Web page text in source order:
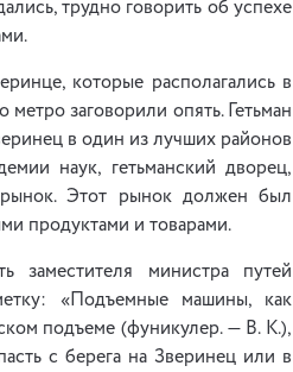
трудно говорить об успехе
которые располагались в
заговорили опять. Гетьман
в один из лучших районов
наук, гетьманский дворец,
рынок. Этот рынок должен был
продуктами и товарами.
заместителя министра путей
«Подъемные машины, как
подъеме (фуникулер. — В. К.),
с берега на Зверинец или в